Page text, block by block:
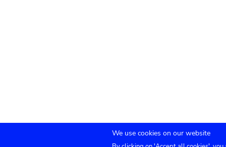
We use cookies on our website